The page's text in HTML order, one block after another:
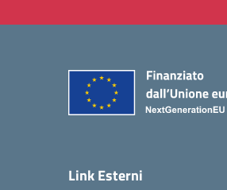
Link Esterni